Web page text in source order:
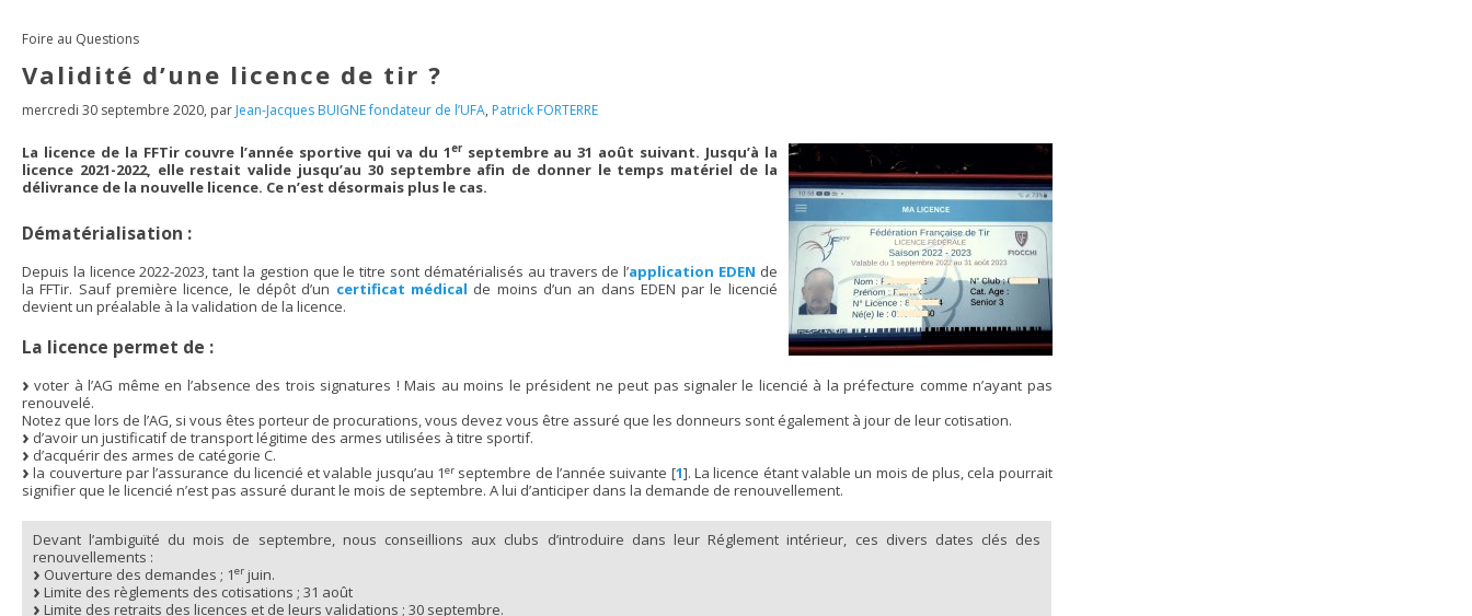
Foire au Questions
Validité d’une licence de tir ?
mercredi 30 septembre 2020, par Jean-Jacques BUIGNE fondateur de l’UFA, Patrick FORTERRE
La licence de la FFTir couvre l’année sportive qui va du 1erseptembre au 31 août suivant. Jusqu’à la
licence 2021-2022, elle restait valide jusqu’au 30 septembre afin de donner le temps matériel de la
délivrance de la nouvelle licence. Ce n’est désormais plus le cas.
Dématérialisation :
Depuis la licence 2022-2023, tant la gestion que le titre sont dématérialisés au travers de l’application EDEN de
la FFTir. Sauf première licence, le dépôt d’un certificat médical de moins d’un an dans EDEN par le licencié
devient un préalable à la validation de la licence.
La licence permet de :
voter à l’AG même en l’absence des trois signatures ! Mais au moins le président ne peut pas signaler le licencié à la préfecture comme n’ayant pas
renouvelé.
Notez que lors de l’AG, si vous êtes porteur de procurations, vous devez vous être assuré que les donneurs sont également à jour de leur cotisation.
d’avoir un justificatif de transport légitime des armes utilisées à titre sportif.
d’acquérir des armes de catégorie C.
la couverture par l’assurance du licencié et valable jusqu’au 1er septembre de l’année suivante [1]. La licence étant valable un mois de plus, cela pourrait
signifier que le licencié n’est pas assuré durant le mois de septembre. A lui d’anticiper dans la demande de renouvellement.
Devant l’ambiguïté du mois de septembre, nous conseillions aux clubs d’introduire dans leur Réglement intérieur, ces divers dates clés des
renouvellements :
Ouverture des demandes ; 1erjuin.
Limite des règlements des cotisations ; 31 août
Limite des retraits des licences et de leurs validations ; 30 septembre.